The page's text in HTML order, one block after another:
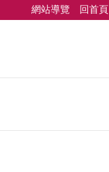
網站導覽 回首頁